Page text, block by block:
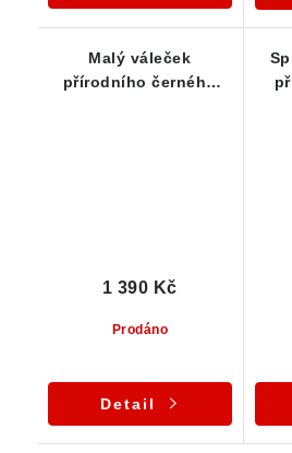
Malý váleček
přírodního černého
Prodáno
1 390 Kč
Detail